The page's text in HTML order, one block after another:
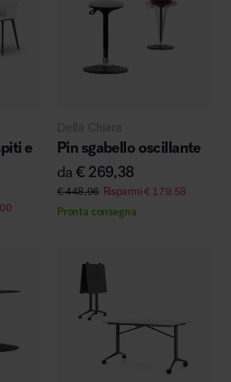
e
Della Chiara
Pin sgabello oscillante
da€ 269,38
€448,96 Risparmi€179,58
Pronta consegna